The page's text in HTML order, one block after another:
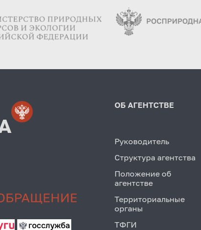
ОБ АГЕНТСТВЕ
Руководитель
Структура агентства
Положение об
агентстве
Территориальные
органы
ТФГИ